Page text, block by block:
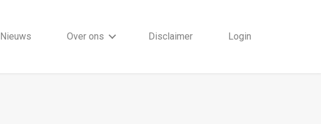
Nieuws Over ons Disclaimer Login